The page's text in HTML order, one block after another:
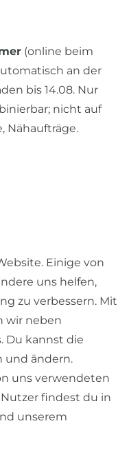
(online beim
an der
bis 14.08. Nur
nicht auf
Nähaufträge.
AGB
Einige von
uns helfen,
zu verbessern. Mit
wir neben
Du kannst die
und ändern.
uns verwendeten
findest du in
unserem